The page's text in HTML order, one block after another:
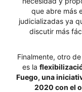
que abre más
judicializadas ya
discutir más
Finalmente, otro
es la
Fuego, una
2020 con el